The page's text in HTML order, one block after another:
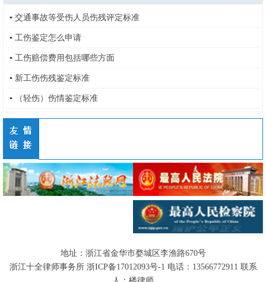
▪ 交通事故等受伤人员伤残评定标准
▪ 工伤鉴定怎么申请
▪ 工伤赔偿费用包括哪些方面
▪ 新工伤伤残鉴定标准
▪ （轻伤）伤情鉴定标准
地址：浙江省金华市婺城区李渔路670号
浙江十全律师事务所 浙ICP备17012093号-1 电话： 13566772911 联系